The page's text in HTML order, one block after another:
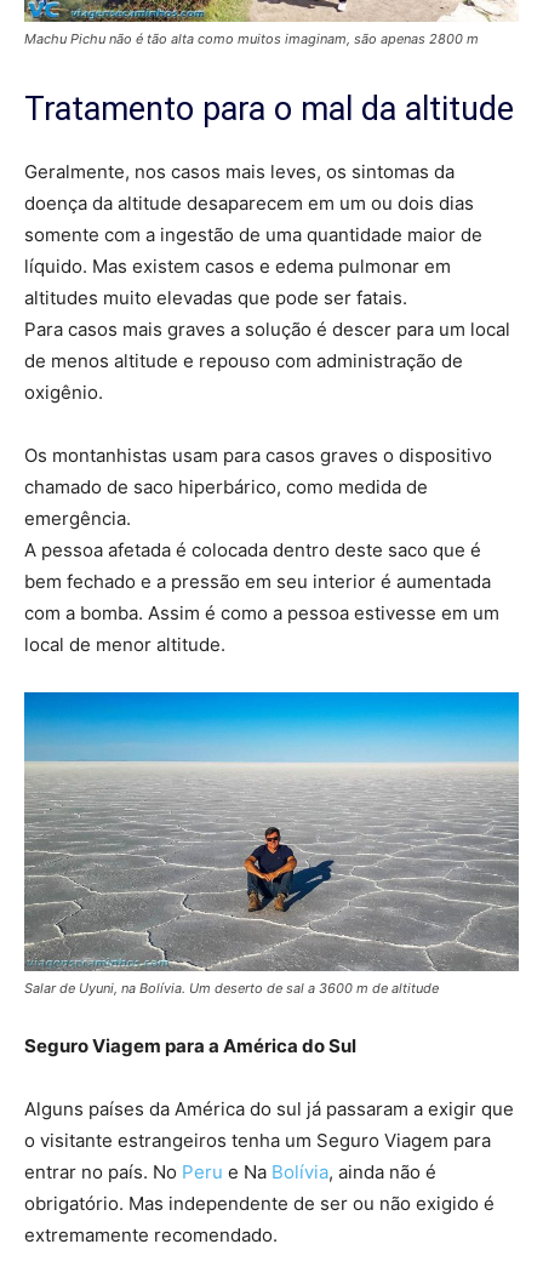
Machu Pichu não é tão alta como muitos imaginam, são apenas 2800 m
Tratamento para o mal da altitude
Geralmente, nos casos mais leves, os sintomas da
doença da altitude desaparecem em um ou dois dias
somente com a ingestão de uma quantidade maior de
líquido. Mas existem casos e edema pulmonar em
altitudes muito elevadas que pode ser fatais.
Para casos mais graves a solução é descer para um local
de menos altitude e repouso com administração de
oxigênio.
Os montanhistas usam para casos graves o dispositivo
chamado de saco hiperbárico, como medida de
emergência.
A pessoa afetada é colocada dentro deste saco que é
bem fechado e a pressão em seu interior é aumentada
com a bomba. Assim é como a pessoa estivesse em um
local de menor altitude.
Salar de Uyuni, na Bolívia. Um deserto de sal a 3600 m de altitude
Seguro Viagem para a América do Sul
Alguns países da América do sul já passaram a exigir que
o visitante estrangeiros tenha um Seguro Viagem para
entrar no país. No Peru e Na Bolívia, ainda não é
obrigatório. Mas independente de ser ou não exigido é
extremamente recomendado.